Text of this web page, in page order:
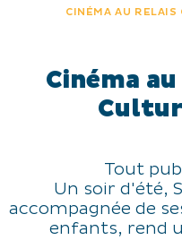
CINÉMA AU RELAIS
Cinéma
Tout
Un soir d'été,
accompagnée de
enfants, rend